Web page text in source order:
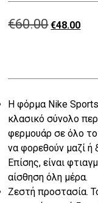
€60.00
was:
€48.00Η
Η φόρμα Nike
κλασικό σύνολο
φερμουάρ σε όλο
να φορεθούν μαζί ή
Επίσης, είναι
αίσθηση όλη μέρα.
Ζεστή προστασία.